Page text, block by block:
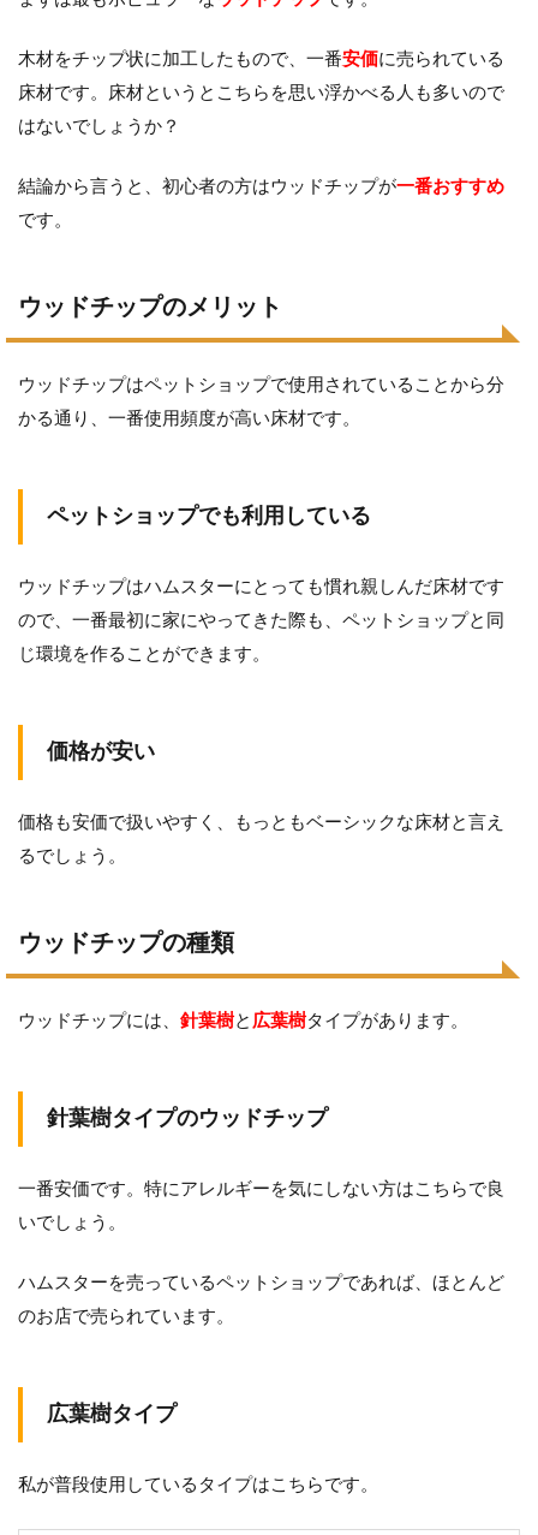
木材をチップ状に加工したもので、一番安価に売られている
床材です。床材というとこちらを思い浮かべる人も多いので
はないでしょうか？
結論から言うと、初心者の方はウッドチップが一番おすすめ
です。
ウッドチップのメリット
ウッドチップはペットショップで使用されていることから分
かる通り、一番使用頻度が高い床材です。
ペットショップでも利用している
ウッドチップはハムスターにとっても慣れ親しんだ床材です
ので、一番最初に家にやってきた際も、ペットショップと同
じ環境を作ることができます。
価格が安い
価格も安価で扱いやすく、もっともベーシックな床材と言え
るでしょう。
ウッドチップの種類
ウッドチップには、 針葉樹と 広葉樹タイプがあります。
針葉樹タイプのウッドチップ
一番安価です。特にアレルギーを気にしない方はこちらで良
いでしょう。
ハムスターを売っているペットショップであれば、ほとんど
のお店で売られています。
広葉樹タイプ
私が普段使用しているタイプはこちらです。